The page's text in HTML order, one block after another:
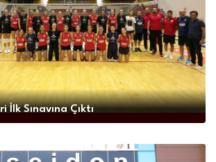
İlk Sınavına Çıktı